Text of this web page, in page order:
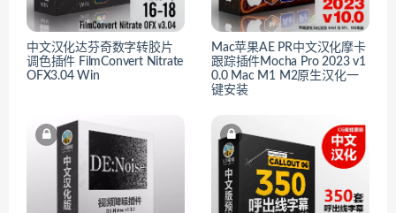
中文汉化达芬奇数字转胶片
调色插件 FilmConvert Nitrate
OFX3.04 Win
Mac苹果AE PR中文汉化摩卡
跟踪插件Mocha Pro 2023 v1
0.0 Mac M1 M2原生汉化一
键安装